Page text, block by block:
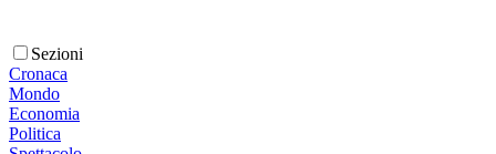
Sezioni
Cronaca
Mondo
Economia
Politica